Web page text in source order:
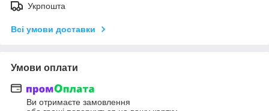
Укрпошта
Всі умови доставки
Умови оплати
Ви отримаєте замовлення